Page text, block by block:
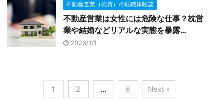
不動産営業（売買）の転職体験談
不動産営業は女性には危険な仕事？枕営
業や結婚などリアルな実態を暴露…
2026/1/1
1 2 … 6 Next »